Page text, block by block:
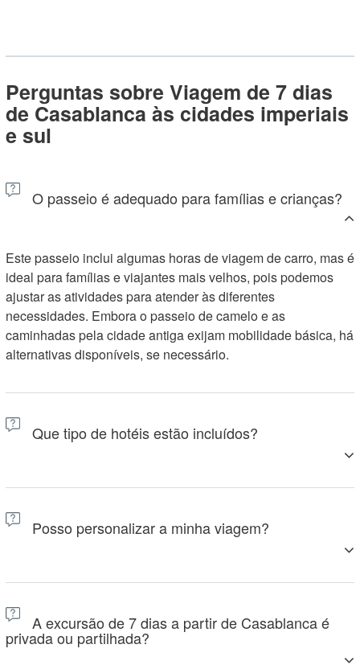
Perguntas sobre Viagem de 7 dias
de Casablanca às cidades imperiais
e sul
O passeio é adequado para famílias e crianças?
Este passeio inclui algumas horas de viagem de carro, mas é
ideal para famílias e viajantes mais velhos, pois podemos
ajustar as atividades para atender às diferentes
necessidades. Embora o passeio de camelo e as
caminhadas pela cidade antiga exijam mobilidade básica, há
alternativas disponíveis, se necessário.
Que tipo de hotéis estão incluídos?
Ficará hospedado em hotéis de 3 a 4 estrelas e pousadas
tradicionais marroquinas (riads), além do exclusivo
acampamento no deserto. Todas as acomodações são
Posso personalizar a minha viagem?
Temos todo o prazer em ajustar os itinerários, adicionando
noites extra no deserto ou nas cidades, alterando atividades
ou prolongando a sua excursão. Basta solicitar a
personalização da sua experiência.
A excursão de 7 dias a partir de Casablanca é
privada ou partilhada?